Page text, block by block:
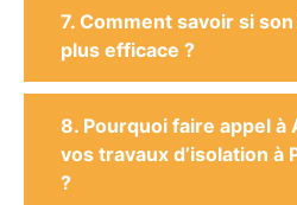
7. Comment savoir si
plus efficace ?
8. Pourquoi faire appel à
vos travaux d’isolation à
?